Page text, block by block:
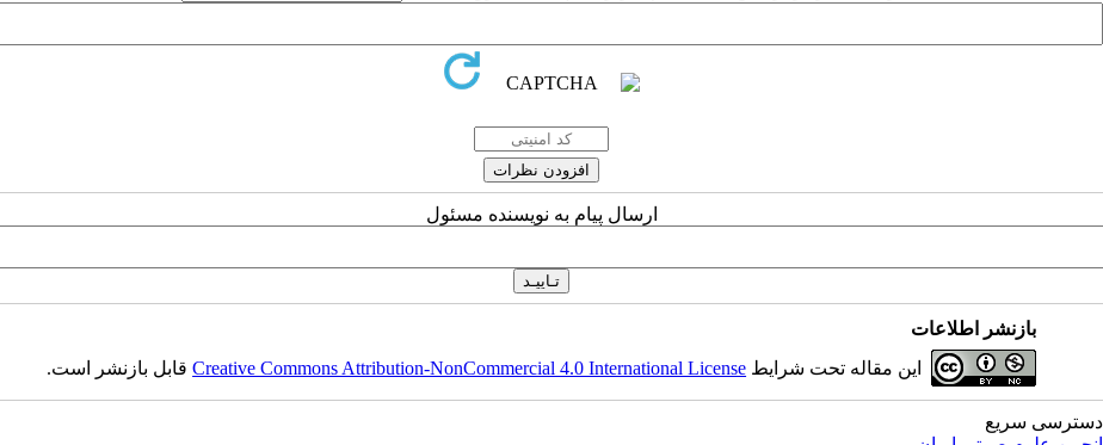
ارسال پیام به نویسنده مسئول
بازنشر اطلاعات
این مقاله تحت شرایط Creative Commons Attribution-NonCommercial 4.0 International Licenseقابل بازنشر است.
دسترسی سریع